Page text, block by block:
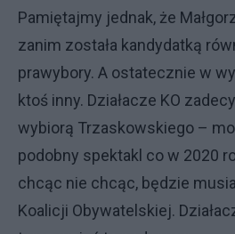
Pamiętajmy jednak, że
zanim została kandydatką
prawybory. A ostatecznie w
ktoś inny. Działacze KO
wybiorą Trzaskowskiego –
podobny spektakl co w 2020
chcąc nie chcąc, będzie
Koalicji Obywatelskiej.